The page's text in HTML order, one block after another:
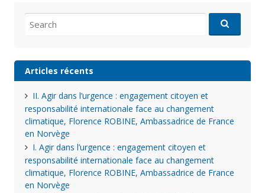
for:
Articles récents
II. Agir dans l’urgence : engagement citoyen et
responsabilité internationale face au changement
climatique, Florence ROBINE, Ambassadrice de France
en Norvège
I. Agir dans l’urgence : engagement citoyen et
responsabilité internationale face au changement
climatique, Florence ROBINE, Ambassadrice de France
en Norvège